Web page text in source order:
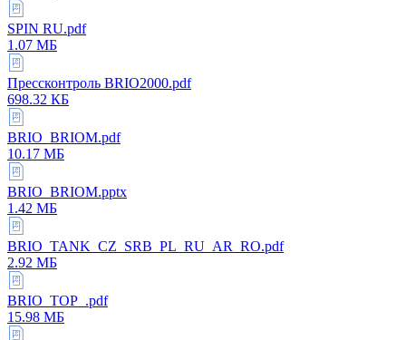
SPIN RU.pdf
1.07 МБ
Прессконтроль BRIO2000.pdf
698.32 КБ
BRIO_BRIOM.pdf
10.17 МБ
BRIO_BRIOM.pptx
1.42 МБ
BRIO_TANK_CZ_SRB_PL_RU_AR_RO.pdf
2.92 МБ
BRIO_TOP_.pdf
15.98 МБ